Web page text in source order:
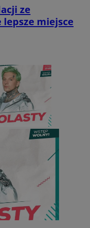
ze
lepsze miejsce